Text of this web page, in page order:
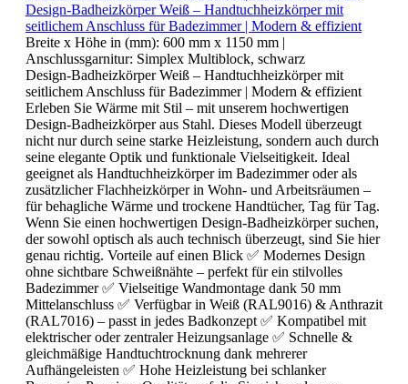
Design-Badheizkörper Weiß – Handtuchheizkörper mit
seitlichem Anschluss für Badezimmer | Modern & effizient
Breite x Höhe in (mm): 600 mm x 1150 mm |
Anschlussgarnitur: Simplex Multiblock, schwarz
Design-Badheizkörper Weiß – Handtuchheizkörper mit
seitlichem Anschluss für Badezimmer | Modern & effizient
Erleben Sie Wärme mit Stil – mit unserem hochwertigen
Design-Badheizkörper aus Stahl. Dieses Modell überzeugt
nicht nur durch seine starke Heizleistung, sondern auch durch
seine elegante Optik und funktionale Vielseitigkeit. Ideal
geeignet als Handtuchheizkörper im Badezimmer oder als
zusätzlicher Flachheizkörper in Wohn- und Arbeitsräumen –
für behagliche Wärme und trockene Handtücher, Tag für Tag.
Wenn Sie einen hochwertigen Design-Badheizkörper suchen,
der sowohl optisch als auch technisch überzeugt, sind Sie hier
genau richtig. Vorteile auf einen Blick ✅ Modernes Design
ohne sichtbare Schweißnähte – perfekt für ein stilvolles
Badezimmer ✅ Vielseitige Wandmontage dank 50 mm
Mittelanschluss ✅ Verfügbar in Weiß (RAL9016) & Anthrazit
(RAL7016) – passt in jedes Badkonzept ✅ Kompatibel mit
elektrischer oder zentraler Heizungsanlage ✅ Schnelle &
gleichmäßige Handtuchtrocknung dank mehrerer
Aufhängeleisten ✅ Hohe Heizleistung bei schlanker